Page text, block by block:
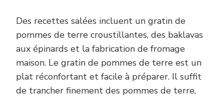
Des recettes salées incluent un gratin de
pommes de terre croustillantes, des baklavas
aux épinards et la fabrication de fromage
maison. Le gratin de pommes de terre est un
plat réconfortant et facile à préparer. Il suffit
de trancher finement des pommes de terre,